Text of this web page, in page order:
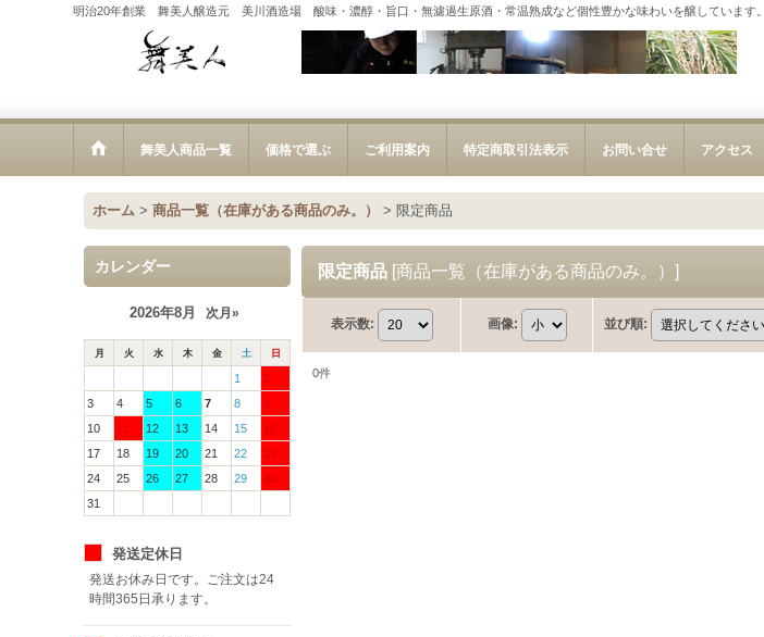
明治20年創業 舞美人醸造元 美川酒造場 酸味・濃醇・旨口・無濾過生原酒・常温熟成など個性豊かな味わいを醸しています。
舞美人商品一覧 価格で選ぶ ご利用案内 特定商取引法表示 お問い合せ アクセス
ホーム > 商品一覧（在庫がある商品のみ。） > 限定商品
カレンダー
2026年8月 次月»
月 火 水 木 金 土 日
1
2
3
4 5 6 7 8
9
10
11 12 13 14 15
16
17
18 19 20 21 22
23
24
25 26 27 28 29
30
31
発送定休日
発送お休み日です。ご注文は24
時間365日承ります。
限定商品 [商品一覧（在庫がある商品のみ。）]
表示数: 画像: 並び順:
0件